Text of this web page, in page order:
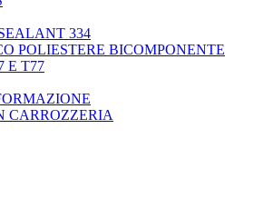
334
POLIESTERE BICOMPONENTE
E T77
CARROZZERIA